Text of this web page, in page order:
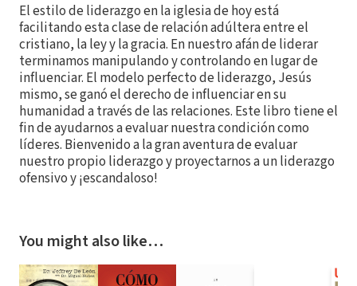
El estilo de liderazgo en la iglesia de hoy está
facilitando esta clase de relación adúltera entre el
cristiano, la ley y la gracia. En nuestro afán de liderar
terminamos manipulando y controlando en lugar de
influenciar. El modelo perfecto de liderazgo, Jesús
mismo, se ganó el derecho de influenciar en su
humanidad a través de las relaciones. Este libro tiene el
fin de ayudarnos a evaluar nuestra condición como
líderes. Bienvenido a la gran aventura de evaluar
nuestro propio liderazgo y proyectarnos a un liderazgo
ofensivo y ¡escandaloso!
You might also like…